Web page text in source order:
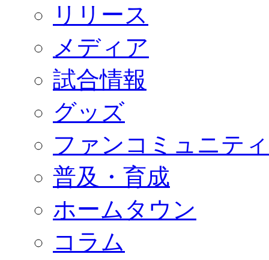
奈良クラブ明治安田Ｊ3リーグ 2026/27シーズン「
観戦ルール＆マナー
2026/27ファンコミュニティ
サポートショップ
GOODS
オフィシャルストア（実店舗）
オンラインストア
ACADEMY
アカデミーについて
コーチ&スタッフ
ジュニア
ジュニアユース
ユース
練習拠点（ナラディーア）
SCHOOL
CLUB
パートナー募集
クラブ理念
リリース
メディア
試合情報
グッズ
ファンコミュニティ
普及・育成
ホームタウン
コラム